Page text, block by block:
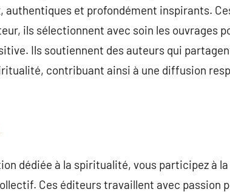
et profondément inspirants.
ils sélectionnent avec soin les ouvrages
Ils soutiennent des auteurs qui
contribuant ainsi à une diffusion
dédiée à la spiritualité, vous participez à
Ces éditeurs travaillent avec passion